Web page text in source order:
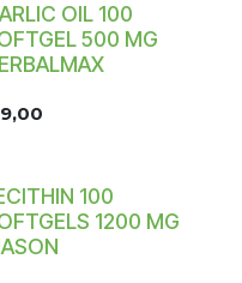
OIL 100
500 MG
9,00
¡Nuevo!
100
1200 MG